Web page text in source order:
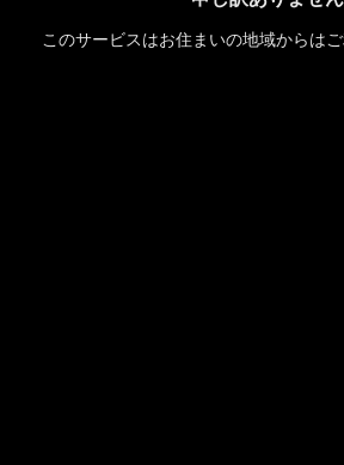
このサービスはお住まいの地域からはご